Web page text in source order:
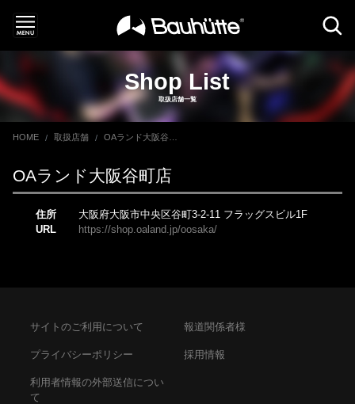
Shop List
取扱店舗一覧
HOME 取扱店舗
OAランド大阪谷町店
住所
大阪府大阪市中央区谷町3-2-11 フラッグスビル1F
URL
https://shop.oaland.jp/oosaka/
サイトのご利用について
プライバシーポリシー
利用者情報の外部送信につい
て
報道関係者様
採用情報